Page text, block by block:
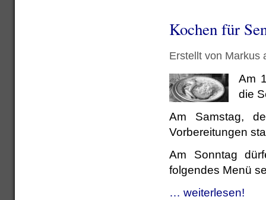
Kochen für
Erstellt von Markus
Am
die
Am Samstag,
Vorbereitungen
Am Sonntag
folgendes Menü
… weiterlesen!